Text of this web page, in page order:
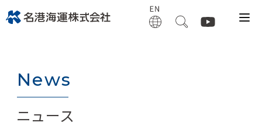
News
ニュース